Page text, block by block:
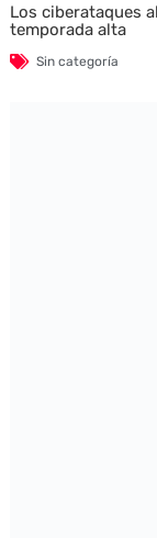
Los ciberataques
temporada alta
Sin categoría